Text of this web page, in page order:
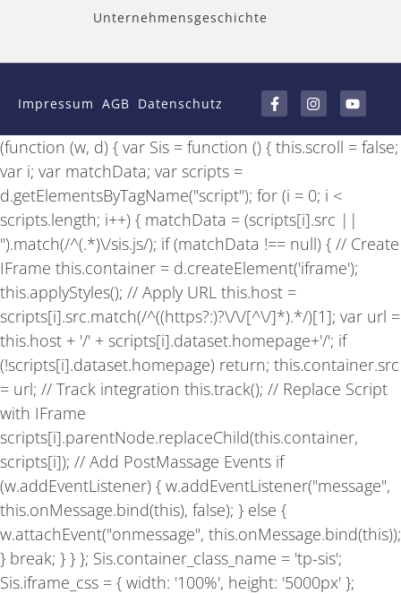
Unternehmensgeschichte
Impressum AGB Datenschutz
a
c
e
b
o
-
f
n
s
t
a
g
m
o
u
t
u
b
(function (w, d) { var Sis = function () { this.scroll = false;
var i; var matchData; var scripts =
d.getElementsByTagName("script"); for (i = 0; i <
scripts.length; i++) { matchData = (scripts[i].src ||
'').match(/^(.*)\/sis.js/); if (matchData !== null) { // Create
IFrame this.container = d.createElement('iframe');
this.applyStyles(); // Apply URL this.host =
scripts[i].src.match(/^((https?:)?\/\/[^\/]*).*/)[1]; var url =
this.host + '/' + scripts[i].dataset.homepage+'/'; if
(!scripts[i].dataset.homepage) return; this.container.src
= url; // Track integration this.track(); // Replace Script
with IFrame
scripts[i].parentNode.replaceChild(this.container,
scripts[i]); // Add PostMassage Events if
(w.addEventListener) { w.addEventListener("message",
this.onMessage.bind(this), false); } else {
w.attachEvent("onmessage", this.onMessage.bind(this));
} break; } } }; Sis.container_class_name = 'tp-sis';
Sis.iframe_css = { width: '100%', height: '5000px' };